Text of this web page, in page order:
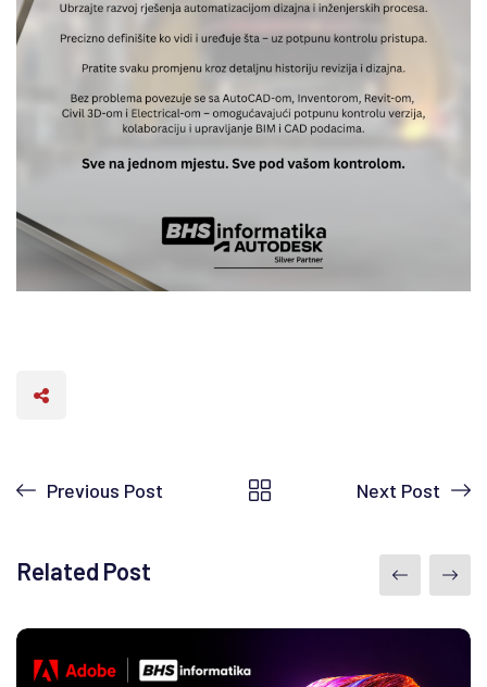
Previous Post Next Post
Related Post